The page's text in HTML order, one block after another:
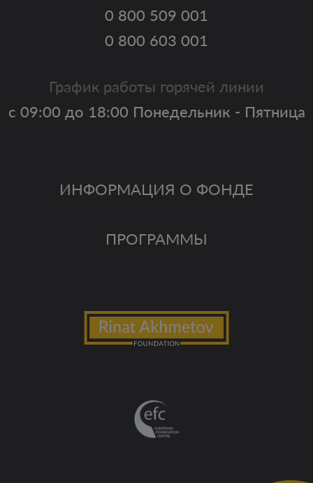
ИНФОРМАЦИЯ О ФОНДЕ
ПРОГРАММЫ
0 800 509 001
0 800 603 001
График работы горячей линии
с 09:00 до 18:00 Понедельник - Пятница